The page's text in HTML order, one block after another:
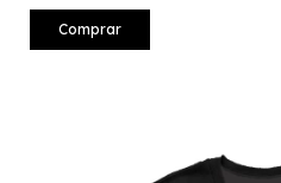
Comprar